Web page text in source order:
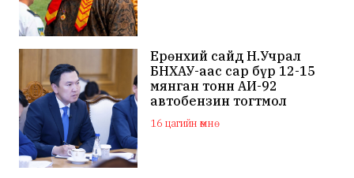
Ерөнхий сайд Н.Учрал
БНХАУ-аас сар бүр 12-15
мянган тонн АИ-92
автобензин тогтмол
нийлүүлэх хүсэлт тавилаа
16 цагийн өмнө